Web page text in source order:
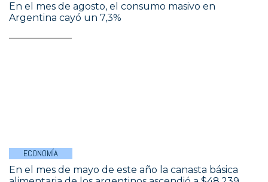
En el mes de agosto, el consumo masivo en
Argentina cayó un 7,3%
ECONOMÍA
En el mes de mayo de este año la canasta básica